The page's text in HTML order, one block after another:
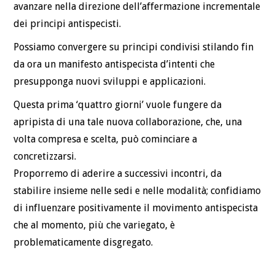
avanzare nella direzione dell’affermazione incrementale
dei principi antispecisti.
Possiamo convergere su principi condivisi stilando fin
da ora un manifesto antispecista d’intenti che
presupponga nuovi sviluppi e applicazioni.
Questa prima ‘quattro giorni’ vuole fungere da
apripista di una tale nuova collaborazione, che, una
volta compresa e scelta, può cominciare a
concretizzarsi.
Proporremo di aderire a successivi incontri, da
stabilire insieme nelle sedi e nelle modalità; confidiamo
di influenzare positivamente il movimento antispecista
che al momento, più che variegato, è
problematicamente disgregato.